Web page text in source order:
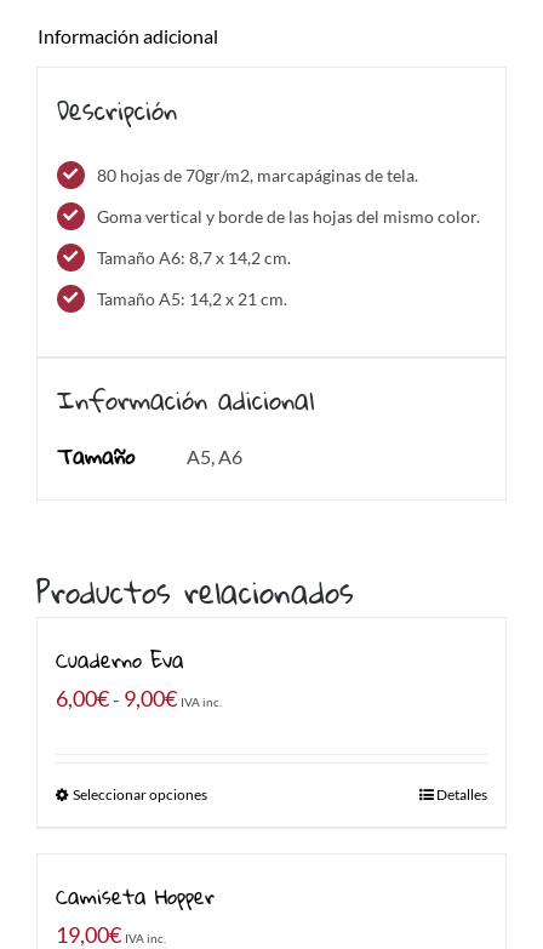
Información adicional
Descripción
80 hojas de 70gr/m2, marcapáginas de tela.
Goma vertical y borde de las hojas del mismo color.
Tamaño A6: 8,7 x 14,2 cm.
Tamaño A5: 14,2 x 21 cm.
Información adicional
Tamaño A5, A6
Productos relacionados
Cuaderno Eva
6,00€- 9,00€Rango
desde
9,00€
IVA inc.
Seleccionar opciones Detalles
Camiseta Hopper
19,00€ IVA inc.